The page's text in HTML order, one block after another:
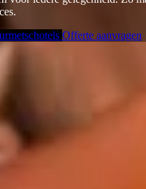
Offerte aanvragen